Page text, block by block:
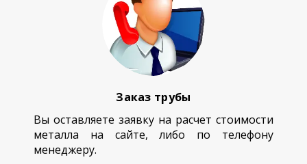
Заказ трубы
Вы оставляете заявку на расчет стоимости
металла на сайте, либо по телефону
менеджеру.